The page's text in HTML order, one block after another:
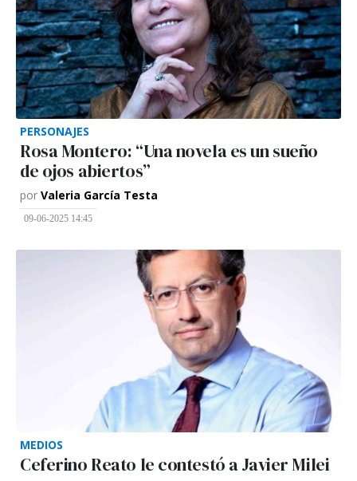
PERSONAJES
Rosa Montero: “Una novela es un sueño
de ojos abiertos”
por Valeria García Testa
09-06-2025 14:45
MEDIOS
Ceferino Reato le contestó a Javier Milei